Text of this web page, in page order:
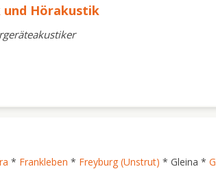
und Hörakustik
* Frankleben * Freyburg (Unstrut) * Gleina *